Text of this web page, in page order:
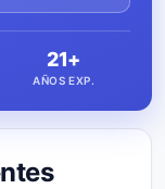
21+
AÑOS EXP.